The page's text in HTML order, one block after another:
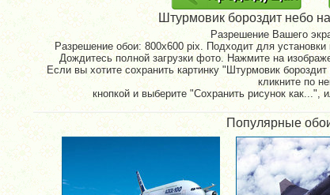
Штурмовик бороздит небо
Разрешение Вашего
Разрешение обои: 800x600 pix. Подходит для
Дождитесь полной загрузки фото. Нажмите на
Если вы хотите сохранить картинку "Штурмовик
кликните по
кнопкой и выберите "Сохранить рисунок
Популярные